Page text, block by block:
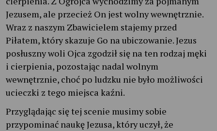
Jezusem, ale przecież On jest wolny wewnętrznie.
Wraz z naszym Zbawicielem stajemy przed
Piłatem, który skazuje Go na ubiczowanie. Jezus
posłuszny woli Ojca zgodził się na ten rodzaj męki
i cierpienia, pozostając nadal wolnym
wewnętrznie, choć po ludzku nie było możliwości
ucieczki z tego miejsca kaźni.
Przyglądając się tej scenie musimy sobie
przypominać naukę Jezusa, który uczył, że